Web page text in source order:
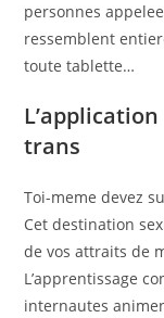
personnes
ressemblent
toute tablette…
trans
Toi-meme devez
Cet destination
de vos attraits de
L’apprentissage
internautes